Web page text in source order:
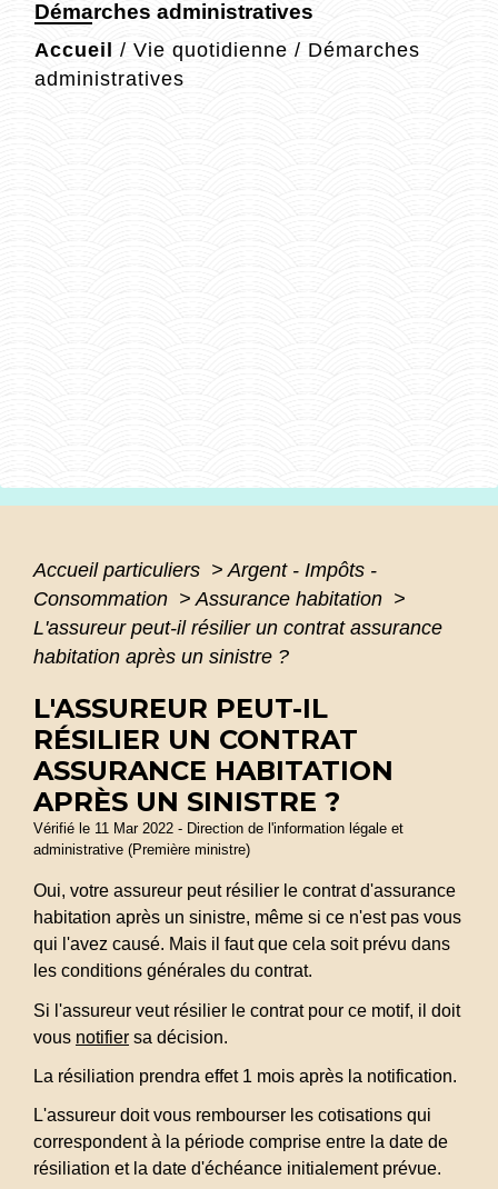
Démarches administratives
Accueil / Vie quotidienne / Démarches
administratives
Accueil particuliers > Argent - Impôts -
Consommation > Assurance habitation >
L'assureur peut-il résilier un contrat assurance
habitation après un sinistre ?
L'ASSUREUR PEUT-IL
RÉSILIER UN CONTRAT
ASSURANCE HABITATION
APRÈS UN SINISTRE ?
Vérifié le 11 Mar 2022 - Direction de l'information légale et
administrative (Première ministre)
Oui, votre assureur peut résilier le contrat d'assurance
habitation après un sinistre, même si ce n'est pas vous
qui l'avez causé. Mais il faut que cela soit prévu dans
les conditions générales du contrat.
Si l'assureur veut résilier le contrat pour ce motif, il doit
vous notifier sa décision.
La résiliation prendra effet 1 mois après la notification.
L'assureur doit vous rembourser les cotisations qui
correspondent à la période comprise entre la date de
résiliation et la date d'échéance initialement prévue.